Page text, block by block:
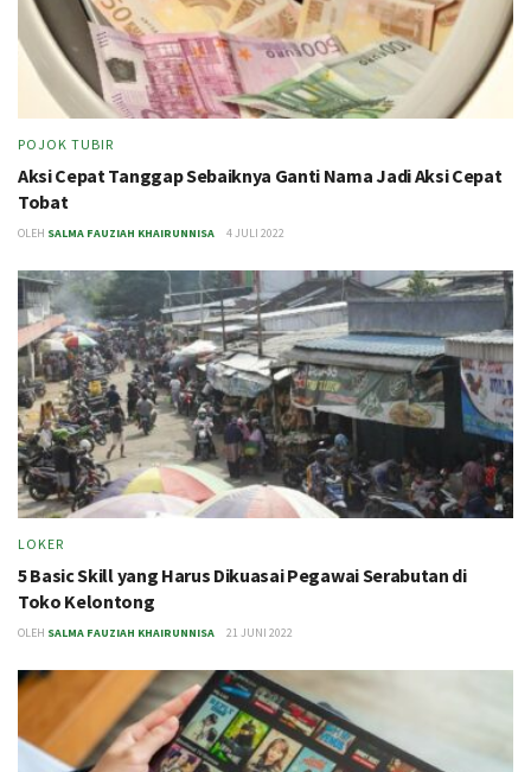
POJOK TUBIR
Aksi Cepat Tanggap Sebaiknya Ganti Nama Jadi Aksi Cepat
Tobat
OLEH SALMA FAUZIAH KHAIRUNNISA 4 JULI 2022
LOKER
5 Basic Skill yang Harus Dikuasai Pegawai Serabutan di
Toko Kelontong
OLEH SALMA FAUZIAH KHAIRUNNISA 21 JUNI 2022